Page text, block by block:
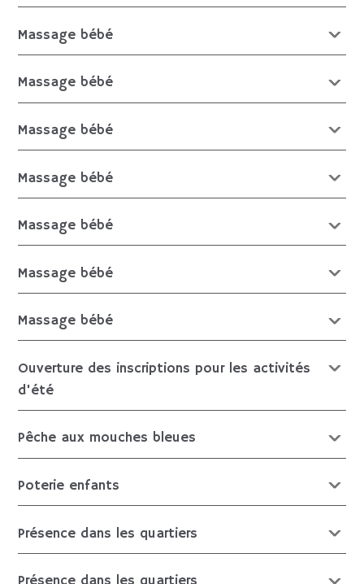
Massage bébé
Massage bébé
Massage bébé
Massage bébé
Massage bébé
Massage bébé
Massage bébé
Ouverture des inscriptions pour les activités
d'été
Pêche aux mouches bleues
Poterie enfants
Présence dans les quartiers